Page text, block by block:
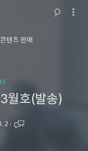
텐츠 판매
월호(발송)
2 ·